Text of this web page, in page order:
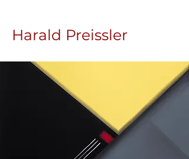
Harald Preissler